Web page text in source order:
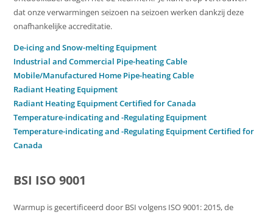
dat onze verwarmingen seizoen na seizoen werken dankzij deze
onafhankelijke accreditatie.
De-icing and Snow-melting Equipment
Industrial and Commercial Pipe-heating Cable
Mobile/Manufactured Home Pipe-heating Cable
Radiant Heating Equipment
Radiant Heating Equipment Certified for Canada
Temperature-indicating and -Regulating Equipment
Temperature-indicating and -Regulating Equipment Certified for
Canada
BSI ISO 9001
Warmup is gecertificeerd door BSI volgens ISO 9001: 2015, de